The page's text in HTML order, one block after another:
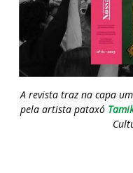
A revista traz na capa
pela artista pataxó